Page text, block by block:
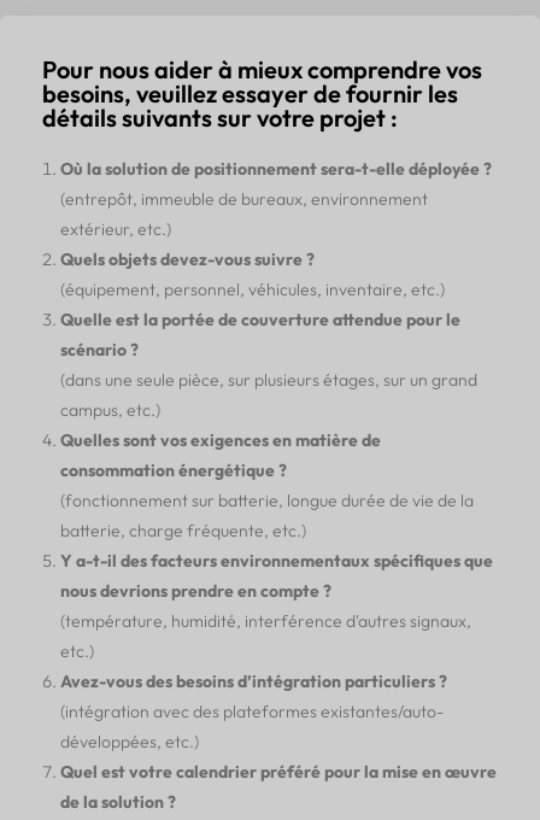
Pour nous aider à mieux comprendre vos
besoins, veuillez essayer de fournir les
détails suivants sur votre projet :
Où la solution de positionnement sera-t-elle déployée ?
(entrepôt, immeuble de bureaux, environnement
extérieur, etc.)
Quels objets devez-vous suivre ?
(équipement, personnel, véhicules, inventaire, etc.)
Quelle est la portée de couverture attendue pour le
scénario ?
(dans une seule pièce, sur plusieurs étages, sur un grand
campus, etc.)
Quelles sont vos exigences en matière de
consommation énergétique ?
(fonctionnement sur batterie, longue durée de vie de la
batterie, charge fréquente, etc.)
Y a-t-il des facteurs environnementaux spécifiques que
nous devrions prendre en compte ?
(température, humidité, interférence d'autres signaux,
etc.)
Avez-vous des besoins d’intégration particuliers ?
(intégration avec des plateformes existantes/auto-
développées, etc.)
Quel est votre calendrier préféré pour la mise en œuvre
de la solution ?